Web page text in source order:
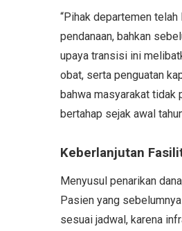
“Pihak departemen
pendanaan, bahkan
upaya transisi ini
obat, serta penguatan
bahwa masyarakat tidak
bertahap sejak awal
Keberlanjutan
Menyusul penarikan
Pasien yang
sesuai jadwal, karena